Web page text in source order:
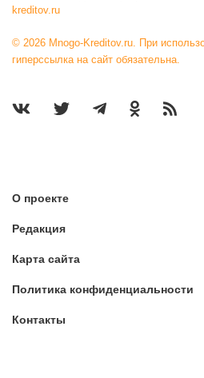
kreditov.ru
© 2026 Mnogo-Kreditov.ru. При
гиперссылка на сайт обязательна.
О проекте
Редакция
Карта сайта
Политика конфиденциальности
Контакты